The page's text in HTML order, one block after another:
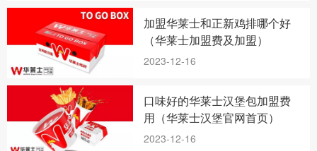
加盟华莱士和正新鸡排哪个好
（华莱士加盟费及加盟）
2023-12-16
口味好的华莱士汉堡包加盟费
用（华莱士汉堡官网首页）
2023-12-16